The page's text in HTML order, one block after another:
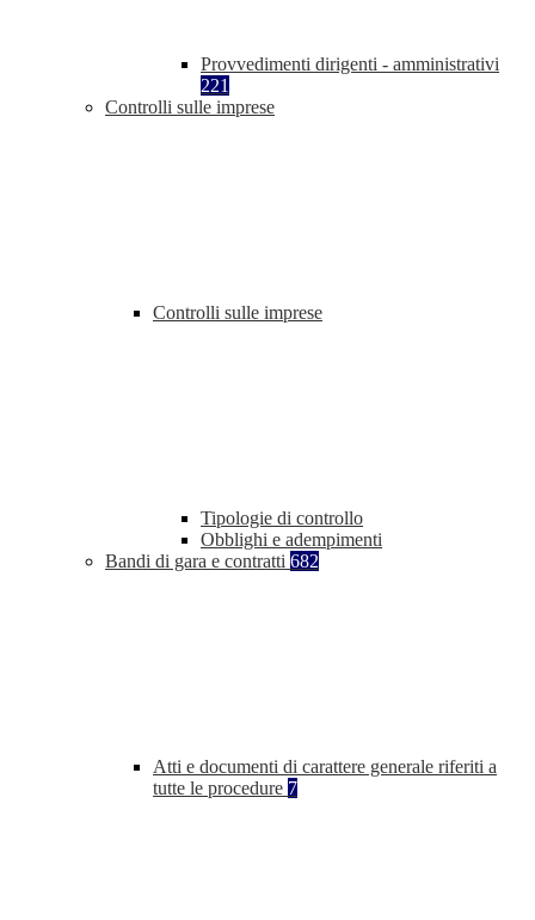
Provvedimenti dirigenti - amministrativi
221
Controlli sulle imprese
Controlli sulle imprese
Tipologie di controllo
Obblighi e adempimenti
Bandi di gara e contratti 682
Atti e documenti di carattere generale riferiti a
tutte le procedure 7